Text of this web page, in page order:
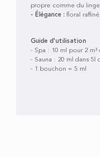
propre comme du linge
- Élégance : floral
Guide d'utilisation
- Spa : 10 ml pour 2 m³
- Sauna : 20 ml dans 5l
- 1 bouchon = 5 ml